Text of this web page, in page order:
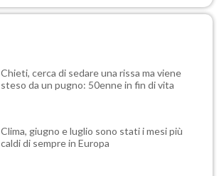
Chieti, cerca di sedare una rissa ma viene
steso da un pugno: 50enne in fin di vita
Clima, giugno e luglio sono stati i mesi più
caldi di sempre in Europa